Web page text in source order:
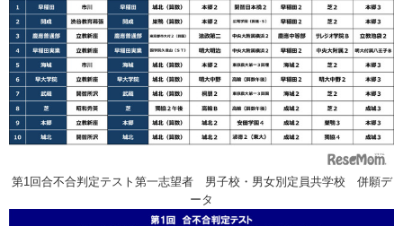
第1回合不合判定テスト第一志望者 男子校・男女別定員共学校 併願デ
ータ